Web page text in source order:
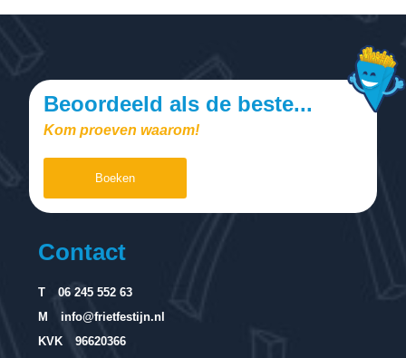
Contact
T
06 245 552 63
M
info@frietfestijn.nl
KVK
96620366
Beoordeeld als de beste...
Kom proeven waarom!
Boeken